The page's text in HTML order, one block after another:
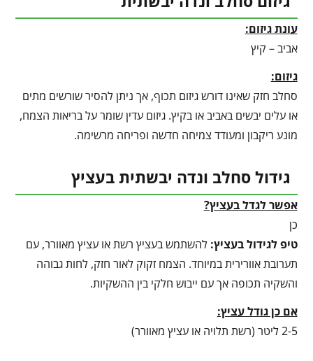
עונת גיזום:
אביב – קיץ
גיזום:
סחלב חזק שאינו דורש גיזום תכוף, אך ניתן להסיר שורשים מתים
או עלים יבשים באביב או בקיץ. גיזום עדין שומר על בריאות הצמח,
מונע ריקבון ומעודד צמיחה חדשה ופריחה מרשימה.
גידול סחלב ונדה יבשתית בעציץ
אפשר לגדל בעציץ?
כן
טיפ לגידול בעציץ: להשתמש בעציץ רשת או עציץ מאוורר, עם
תערובת אוורירית במיוחד. הצמח זקוק לאור חזק, לחות גבוהה
והשקיה תכופה אך עם ייבוש חלקי בין ההשקיות.
אם כן גודל עציץ:
2-5 ליטר (רשת תלויה או עציץ מאוורר)